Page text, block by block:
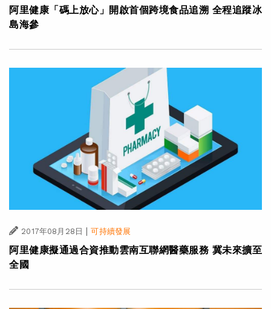
阿里健康「碼上放心」開啟首個跨境食品追溯 全程追蹤冰
島海參
2017年08月28日 | 可持續發展
阿里健康擬通過合資推動雲南互聯網醫藥服務 冀未來擴至
全國